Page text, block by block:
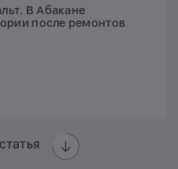
В Абакане
после ремонтов